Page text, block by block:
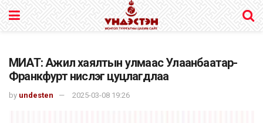
МИАТ: Ажил хаялтын улмаас Улаанбаатар-
Франкфурт нислэг цуцлагдлаа
by undesten 2025-03-08 19:26